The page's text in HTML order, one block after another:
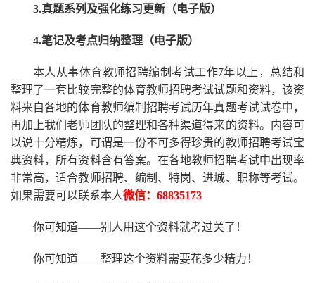
3.真题系列及强化练习更新（电子版）
4.笔记及考点归纳整理（电子版）
本人从事体育教师招聘编制考试工作7年以上，总结和
整理了一套比较完整的体育教师招聘考试试题和资料，该资
料来自各地的体育教师编制招聘考试历年真题考试试卷中，
再加上我们老师 团队的整理和各种渠道得来的资料。内容可
以说十分精炼，可谓是一份不可多得珍贵的教师招聘考试宝
典资料，所有资料含有答案。在各地教师招聘考试中出现率
非常高，适合教师招聘、编制、特岗、进城、职称等考试。
如果需要可以联系本人微信： 68835173
你可知道——别人用这个资料就考过关了！
你可知道——整理这个资料需要花多少精力 ！